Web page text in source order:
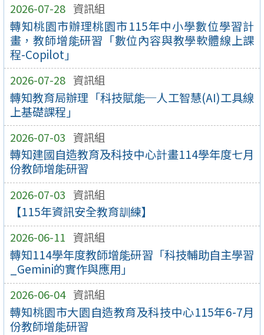
2026-07-28 資訊組
轉知桃園市辦理桃園市115年中小學數位學習計
畫，教師增能研習「數位內容與教學軟體線上課
程-Copilot」
2026-07-28 資訊組
轉知教育局辦理「科技賦能─人工智慧(AI)工具線
上基礎課程」
2026-07-03 資訊組
轉知建國自造教育及科技中心計畫114學年度七月
份教師增能研習
2026-07-03 資訊組
【115年資訊安全教育訓練】
2026-06-11 資訊組
轉知114學年度教師增能研習「科技輔助自主學習
_Gemini的實作與應用」
2026-06-04 資訊組
轉知桃園市大園自造教育及科技中心115年6-7月
份教師增能研習